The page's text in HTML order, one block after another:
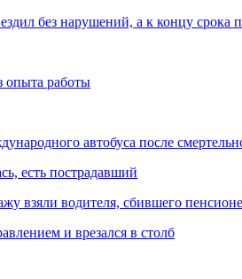
без нарушений, а к концу срока
опыта работы
автобуса после
есть пострадавший
взяли водителя, сбившего
и врезался в столб